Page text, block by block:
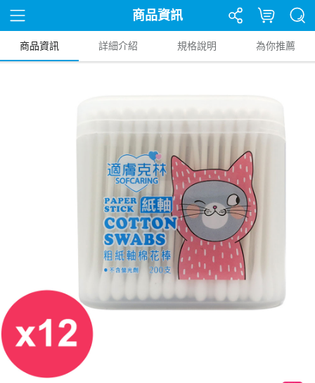
商品資訊
商品資訊 詳細介紹 規格說明 為你推薦